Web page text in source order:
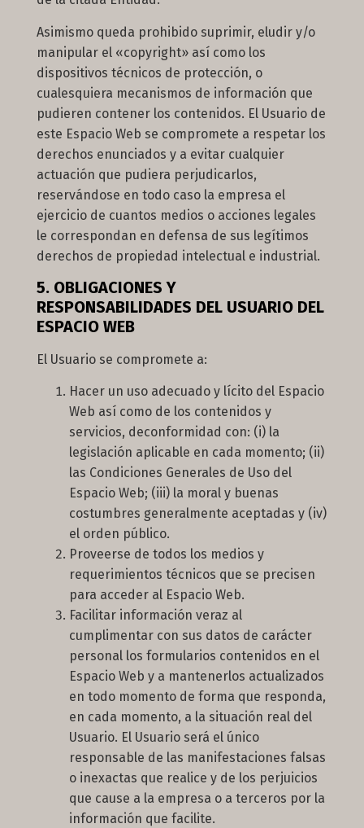
Asimismo queda prohibido suprimir, eludir y/o
manipular el «copyright» así como los
dispositivos técnicos de protección, o
cualesquiera mecanismos de información que
pudieren contener los contenidos. El Usuario de
este Espacio Web se compromete a respetar los
derechos enunciados y a evitar cualquier
actuación que pudiera perjudicarlos,
reservándose en todo caso la empresa el
ejercicio de cuantos medios o acciones legales
le correspondan en defensa de sus legítimos
derechos de propiedad intelectual e industrial.
5. OBLIGACIONES Y
RESPONSABILIDADES DEL USUARIO DEL
ESPACIO WEB
El Usuario se compromete a:
Hacer un uso adecuado y lícito del Espacio
Web así como de los contenidos y
servicios, deconformidad con: (i) la
legislación aplicable en cada momento; (ii)
las Condiciones Generales de Uso del
Espacio Web; (iii) la moral y buenas
costumbres generalmente aceptadas y (iv)
el orden público.
Proveerse de todos los medios y
requerimientos técnicos que se precisen
para acceder al Espacio Web.
Facilitar información veraz al
cumplimentar con sus datos de carácter
personal los formularios contenidos en el
Espacio Web y a mantenerlos actualizados
en todo momento de forma que responda,
en cada momento, a la situación real del
Usuario. El Usuario será el único
responsable de las manifestaciones falsas
o inexactas que realice y de los perjuicios
que cause a la empresa o a terceros por la
información que facilite.